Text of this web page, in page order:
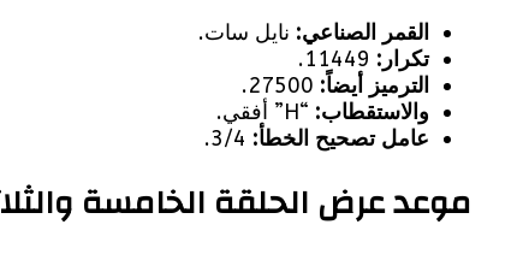
القمر الصناعي: نايل سات.
تكرار:
الترميز أيضاً:
والاستقطاب: “H” أفقي.
عامل تصحيح الخطأ:
موعد عرض الحلقة الخامسة